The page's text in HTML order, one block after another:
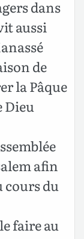
dans
aussi
de
la Pâque
Dieu
afin
cours du
faire au